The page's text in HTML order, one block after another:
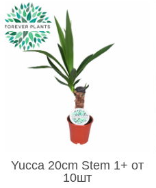
Yucca 20cm Stem 1+ от
10шт